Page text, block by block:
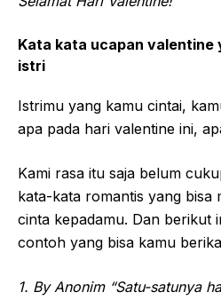
Kata kata ucapan valentine
istri
Istrimu yang kamu cintai,
apa pada hari valentine ini,
Kami rasa itu saja belum
kata-kata romantis yang bisa
cinta kepadamu. Dan berikut
contoh yang bisa kamu
1. By Anonim “Satu-satunya